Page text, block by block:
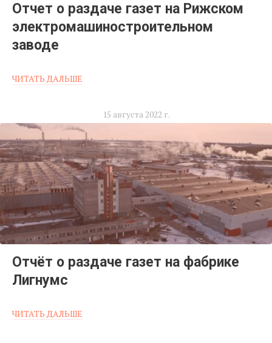
Отчет о раздаче газет на Рижском
электромашиностроительном
заводе
ЧИТАТЬ ДАЛЬШЕ
15 августа 2022 г.
Отчёт о раздаче газет на фабрике
Лигнумс
ЧИТАТЬ ДАЛЬШЕ